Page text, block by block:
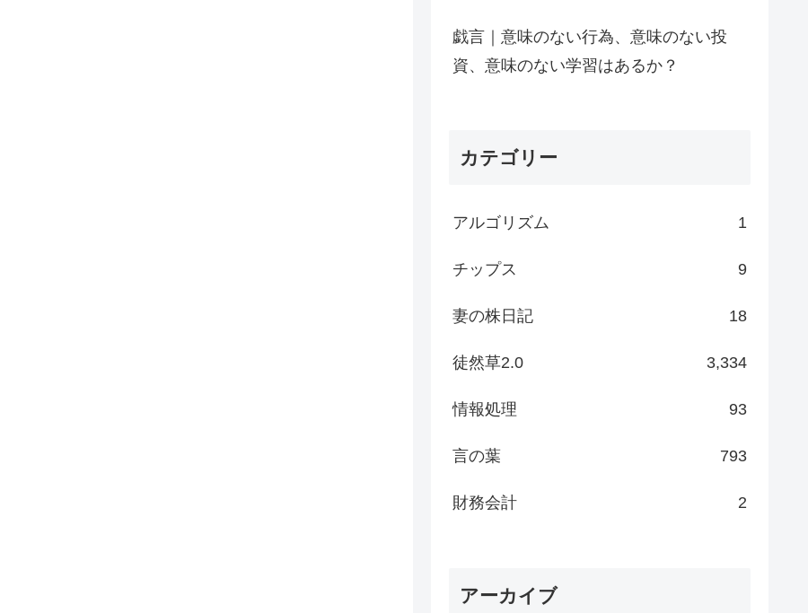
戯言｜意味のない行為、意味のない投
資、意味のない学習はあるか？
カテゴリー
アルゴリズム 1
チップス 9
妻の株日記 18
徒然草2.0 3,334
情報処理 93
言の葉 793
財務会計 2
アーカイブ